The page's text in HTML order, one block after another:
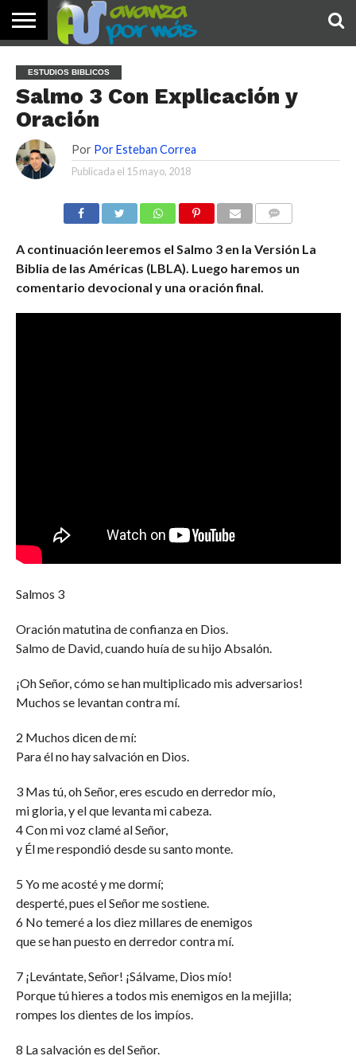
PALABRA
DE HOY
DEVOCIONALES
NOTICIAS
TESTIMONIOS
ORACIONES
SOBRE
NOSOTROS
IMÁGENES
ESTUDIOS BIBLICOS
Salmo 3 Con Explicación y
Oración
Por Por Esteban Correa
Publicada el 15 mayo, 2018
A continuación leeremos el Salmo 3 en la Versión La
Biblia de las Américas (LBLA). Luego haremos un
comentario devocional y una oración final.
Salmos 3
Oración matutina de confianza en Dios.
Salmo de David, cuando huía de su hijo Absalón.
¡Oh Señor, cómo se han multiplicado mis adversarios!
Muchos se levantan contra mí.
2 Muchos dicen de mí:
Para él no hay salvación en Dios.
3 Mas tú, oh Señor, eres escudo en derredor mío,
mi gloria, y el que levanta mi cabeza.
4 Con mi voz clamé al Señor,
y Él me respondió desde su santo monte.
5 Yo me acosté y me dormí;
desperté, pues el Señor me sostiene.
6 No temeré a los diez millares de enemigos
que se han puesto en derredor contra mí.
7 ¡Levántate, Señor! ¡Sálvame, Dios mío!
Porque tú hieres a todos mis enemigos en la mejilla;
rompes los dientes de los impíos.
8 La salvación es del Señor.